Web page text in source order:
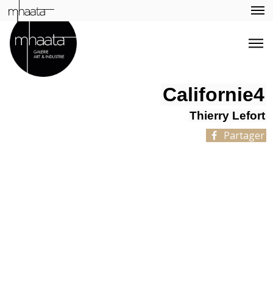
Californie4
Thierry Lefort
Partager